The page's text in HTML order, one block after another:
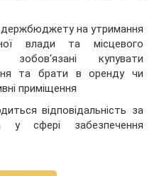
на утримання
влади та місцевого
купувати
та брати в оренду чи
приміщення
відповідальність за
у сфері забезпечення